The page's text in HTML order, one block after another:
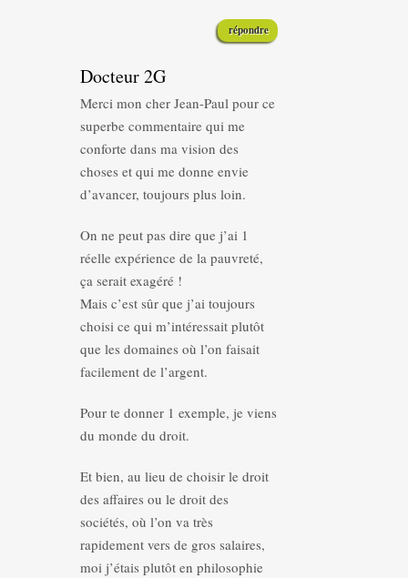
répondre
Docteur 2G
Merci mon cher Jean-Paul pour ce
superbe commentaire qui me
conforte dans ma vision des
choses et qui me donne envie
d’avancer, toujours plus loin.
On ne peut pas dire que j’ai 1
réelle expérience de la pauvreté,
ça serait exagéré !
Mais c’est sûr que j’ai toujours
choisi ce qui m’intéressait plutôt
que les domaines où l’on faisait
facilement de l’argent.
Pour te donner 1 exemple, je viens
du monde du droit.
Et bien, au lieu de choisir le droit
des affaires ou le droit des
sociétés, où l’on va très
rapidement vers de gros salaires,
moi j’étais plutôt en philosophie